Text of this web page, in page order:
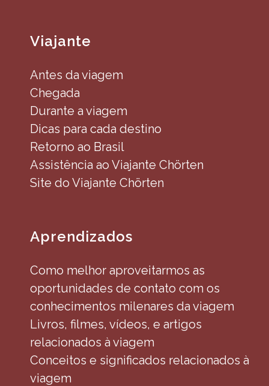
Viajante
Antes da viagem
Chegada
Durante a viagem
Dicas para cada destino
Retorno ao Brasil
Assistência ao Viajante Chörten
Site do Viajante Chörten
Aprendizados
Como melhor aproveitarmos as
oportunidades de contato com os
conhecimentos milenares da viagem
Livros, filmes, vídeos, e artigos
relacionados à viagem
Conceitos e significados relacionados à
viagem